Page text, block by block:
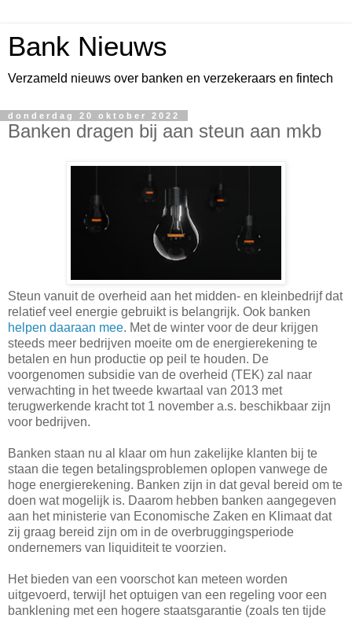
Bank Nieuws
Verzameld nieuws over banken en verzekeraars en fintech
donderdag 20 oktober 2022
Banken dragen bij aan steun aan mkb
Steun vanuit de overheid aan het midden- en kleinbedrijf dat
relatief veel energie gebruikt is belangrijk. Ook banken
helpen daaraan mee. Met de winter voor de deur krijgen
steeds meer bedrijven moeite om de energierekening te
betalen en hun productie op peil te houden. De
voorgenomen subsidie van de overheid (TEK) zal naar
verwachting in het tweede kwartaal van 2013 met
terugwerkende kracht tot 1 november a.s. beschikbaar zijn
voor bedrijven.
Banken staan nu al klaar om hun zakelijke klanten bij te
staan die tegen betalingsproblemen oplopen vanwege de
hoge energierekening. Banken zijn in dat geval bereid om te
doen wat mogelijk is. Daarom hebben banken aangegeven
aan het ministerie van Economische Zaken en Klimaat dat
zij graag bereid zijn om in de overbruggingsperiode
ondernemers van liquiditeit te voorzien.
Het bieden van een voorschot kan meteen worden
uitgevoerd, terwijl het optuigen van een regeling voor een
banklening met een hogere staatsgarantie (zoals ten tijde